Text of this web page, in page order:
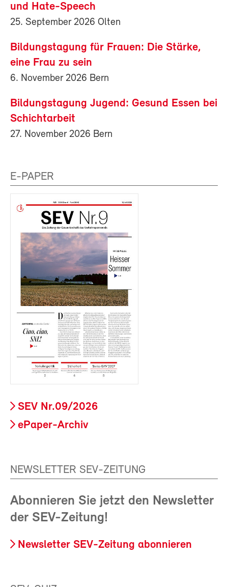
und Hate-Speech
25. September 2026 Olten
Bildungstagung für Frauen: Die Stärke,
eine Frau zu sein
6. November 2026 Bern
Bildungstagung Jugend: Gesund Essen bei
Schichtarbeit
27. November 2026 Bern
E-PAPER
SEV Nr.09/2026
ePaper-Archiv
NEWSLETTER SEV-ZEITUNG
Abonnieren Sie jetzt den Newsletter
der SEV-Zeitung!
Newsletter SEV-Zeitung abonnieren